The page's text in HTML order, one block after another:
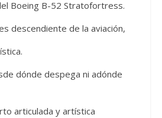
Boeing B-52 Stratofortress.
descendiente de la aviación,
dónde despega ni adónde
articulada y artística